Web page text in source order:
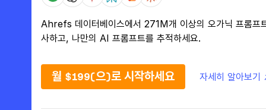
Ahrefs 데이터베이스에서 271M개 이상의 오가닉 프롬프
사하고, 나만의 AI 프롬프트를 추적하세요.
월 $199(으)로 시작하세요 자세히 알아보기